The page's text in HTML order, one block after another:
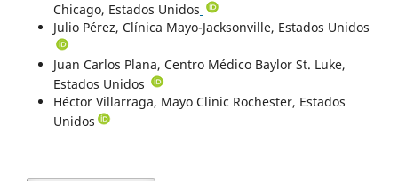
Chicago, Estados Unidos
Julio Pérez, Clínica Mayo-Jacksonville, Estados Unidos
Juan Carlos Plana, Centro Médico Baylor St. Luke,
Estados Unidos
Héctor Villarraga, Mayo Clinic Rochester, Estados
Unidos